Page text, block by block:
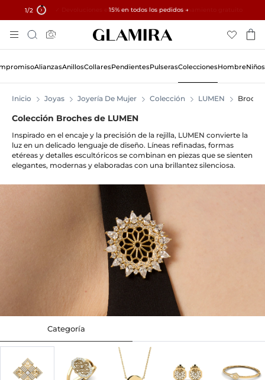
1/2 15% en todos los pedidos →
✓ Devoluciones en 60 días ✓ Redimensionamiento gratuito
To
Content
Búsqueda
AlianzasAnillosCollaresPendientesPulserasColeccionesHombreNiños
Inicio Joyas Joyería De Mujer Colección LUMEN
Colección Broches de LUMEN
Inspirado en el encaje y la precisión de la rejilla, LUMEN convierte la
luz en un delicado lenguaje de diseño. Líneas refinadas, formas
etéreas y detalles escultóricos se combinan en piezas que se sienten
elegantes, modernas y elaboradas con una brillantez silenciosa.
Categoría